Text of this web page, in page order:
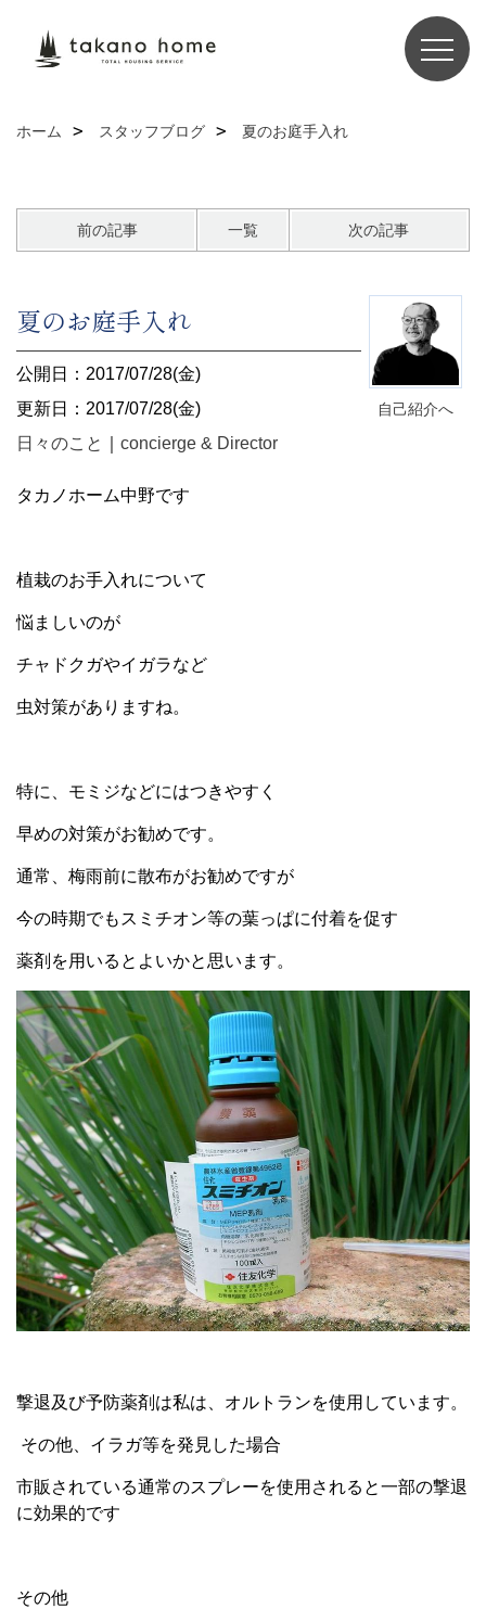
ホーム スタッフブログ 夏のお庭手入れ
前の記事 一覧 次の記事
自己紹介へ
夏のお庭手入れ
公開日：2017/07/28(金)
更新日：2017/07/28(金)
日々のこと
concierge & Director
タカノホーム中野です
植栽のお手入れについて
悩ましいのが
チャドクガやイガラなど
虫対策がありますね。
特に、モミジなどにはつきやすく
早めの対策がお勧めです。
通常、梅雨前に散布がお勧めですが
今の時期でもスミチオン等の葉っぱに付着を促す
薬剤を用いるとよいかと思います。
撃退及び予防薬剤は私は、オルトランを使用しています。
その他、イラガ等を発見した場合
市販されている通常のスプレーを使用されると一部の撃退
に効果的です
その他